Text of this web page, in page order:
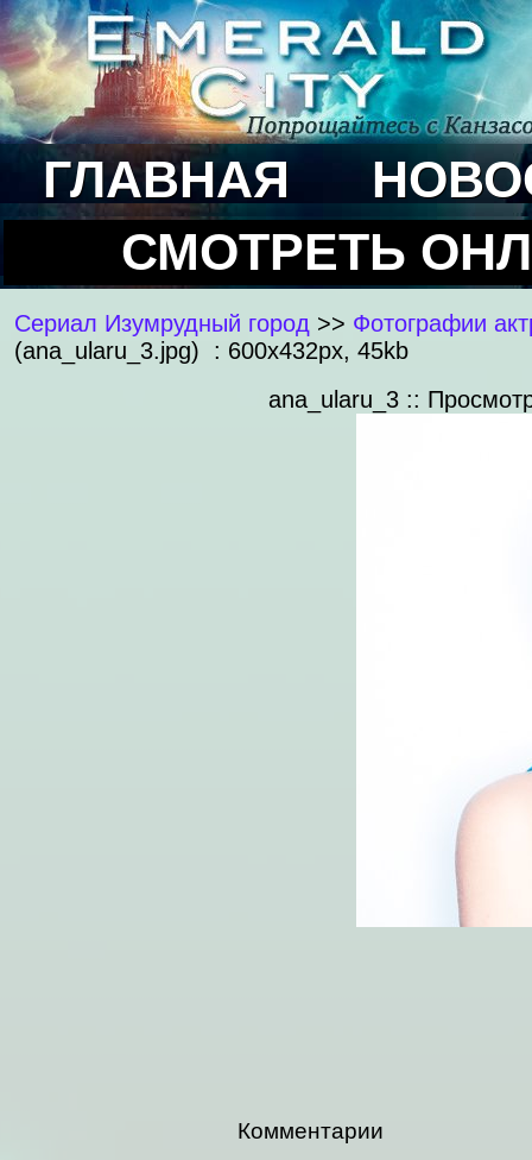
ГЛАВНАЯ
СМОТРЕТЬ
Сериал Изумрудный город >> Фотографии
(ana_ularu_3.jpg) : 600x432px, 45kb
ana_ularu_3 ::
Комментарии